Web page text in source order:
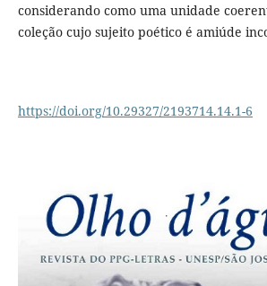
considerando como uma unidade
coleção cujo sujeito poético é amiúde
https://doi.org/10.29327/2193714.14.1-6